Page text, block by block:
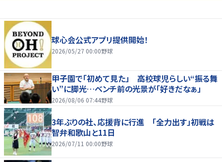
球心会公式アプリ提供開始！
2026/05/27 00:00野球
甲子園で「初めて見た」 高校球児らしい“振る舞
い”に脚光…ベンチ前の光景が「好きだなぁ」
2026/08/06 07:44野球
3年ぶりの社、応援背に行進 「全力出す」初戦は
智弁和歌山と11日
2026/07/11 00:00野球